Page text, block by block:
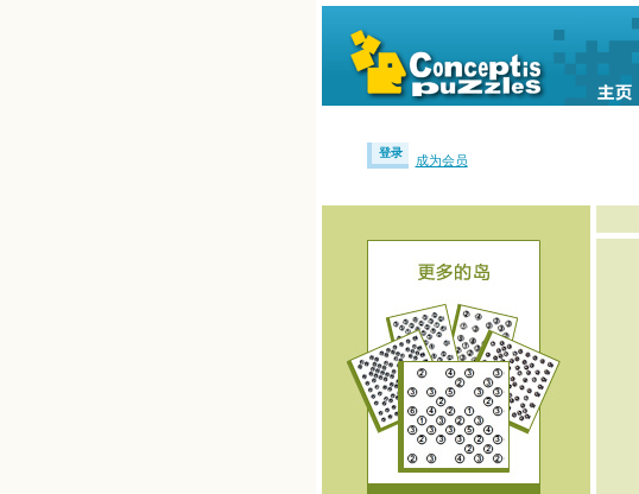
登录
成为会员